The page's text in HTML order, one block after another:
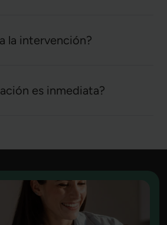
la intervención?
es inmediata?